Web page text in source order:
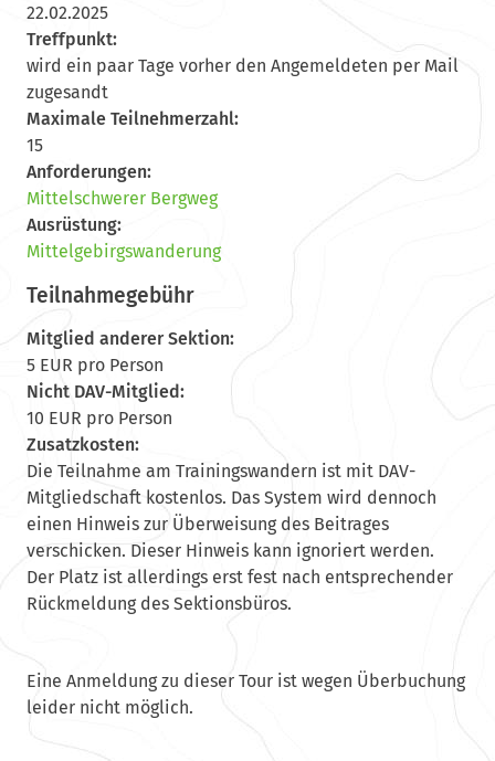
22.02.2025
Treffpunkt:
wird ein paar Tage vorher den Angemeldeten per Mail
zugesandt
Maximale Teilnehmerzahl:
15
Anforderungen:
Mittelschwerer Bergweg
Ausrüstung:
Mittelgebirgswanderung
Teilnahmegebühr
Mitglied anderer Sektion:
5 EUR pro Person
Nicht DAV-Mitglied:
10 EUR pro Person
Zusatzkosten:
Die Teilnahme am Trainingswandern ist mit DAV-
Mitgliedschaft kostenlos. Das System wird dennoch
einen Hinweis zur Überweisung des Beitrages
verschicken. Dieser Hinweis kann ignoriert werden.
Der Platz ist allerdings erst fest nach entsprechender
Rückmeldung des Sektionsbüros.
Eine Anmeldung zu dieser Tour ist wegen Überbuchung
leider nicht möglich.